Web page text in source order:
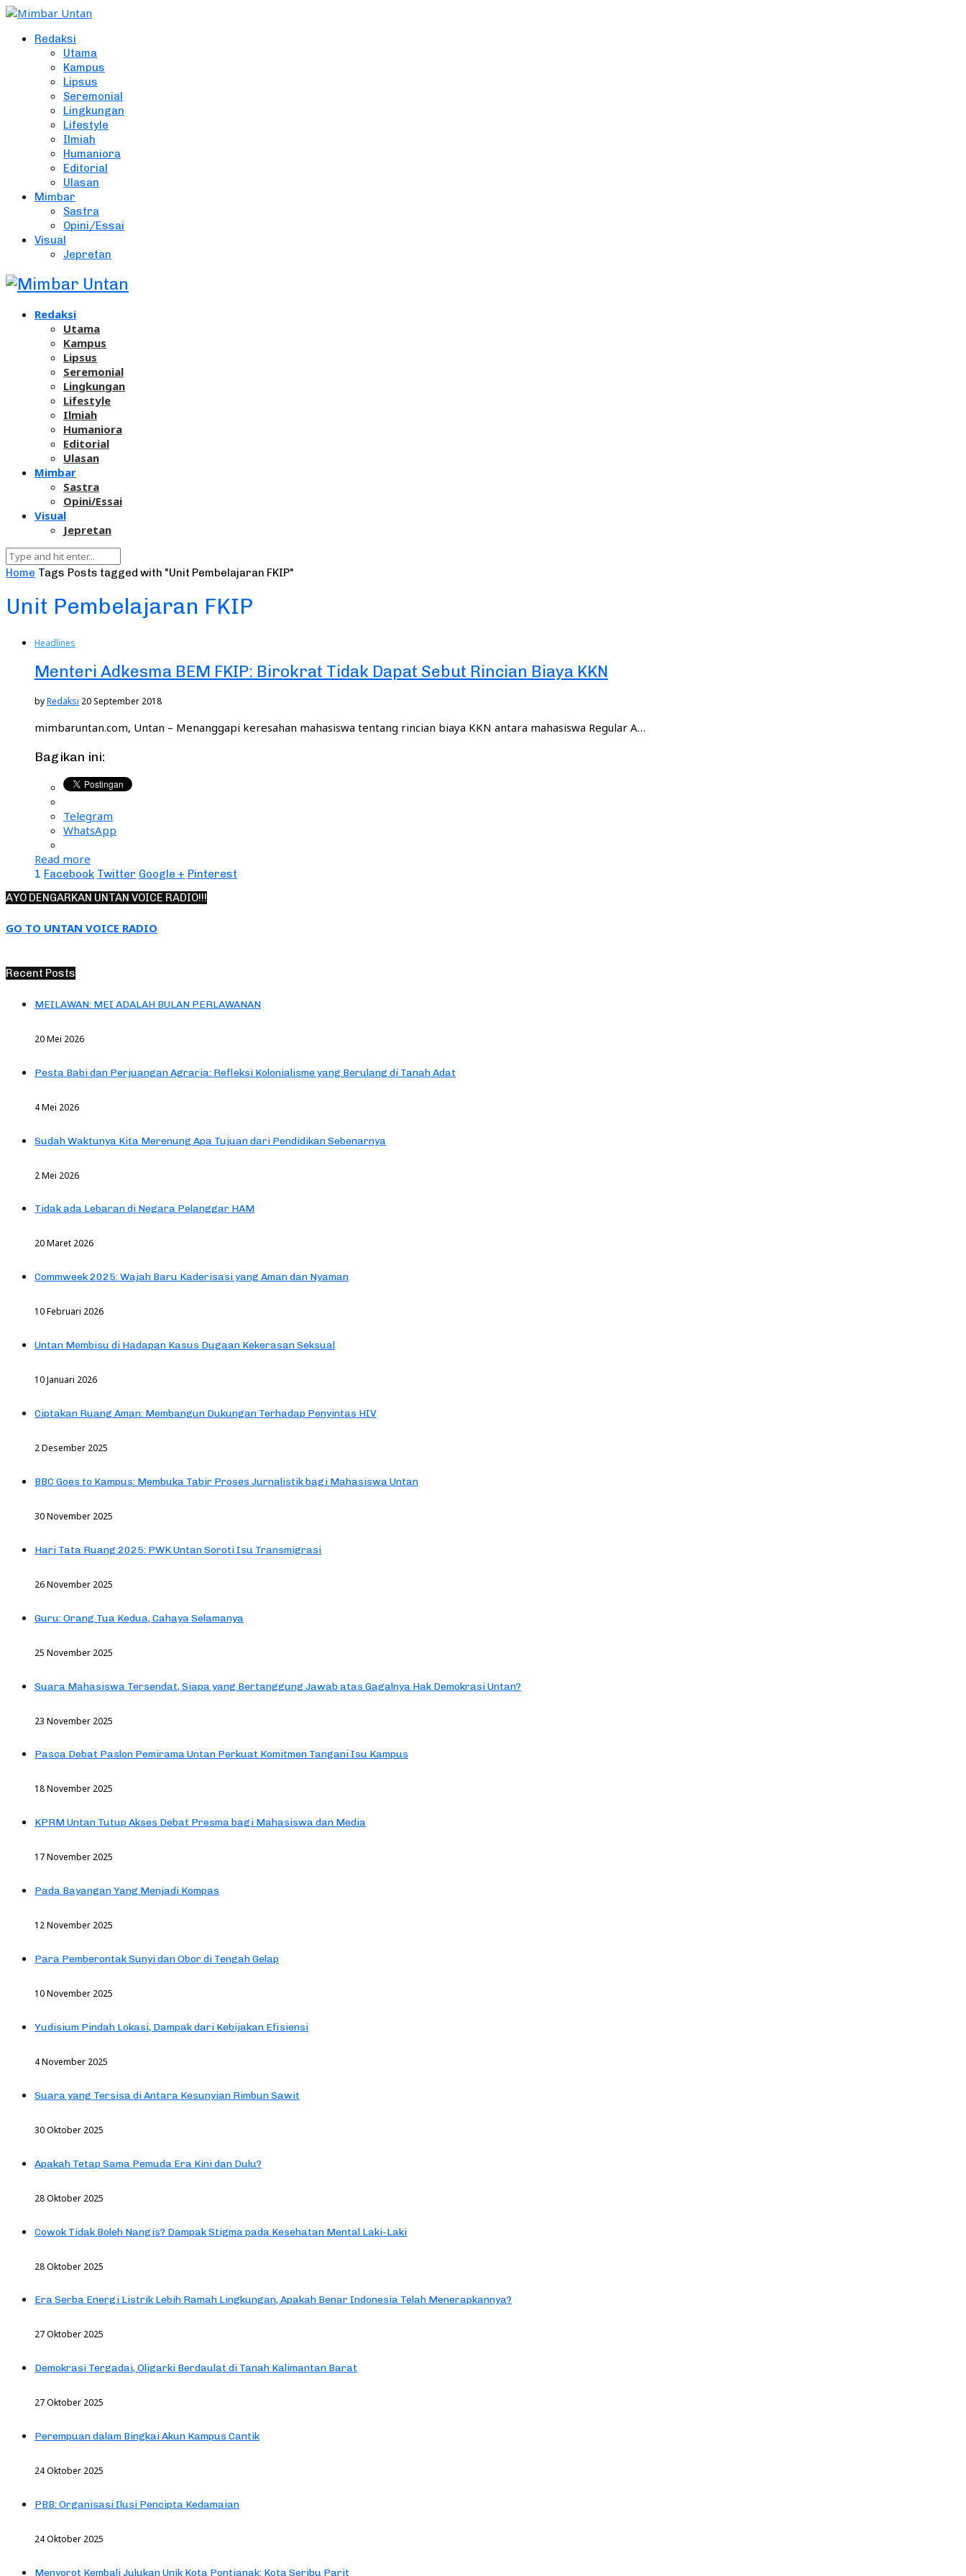
Redaksi
Utama
Kampus
Lipsus
Seremonial
Lingkungan
Lifestyle
Ilmiah
Humaniora
Editorial
Ulasan
Mimbar
Sastra
Opini/Essai
Visual
Jepretan
Redaksi
Utama
Kampus
Lipsus
Seremonial
Lingkungan
Lifestyle
Ilmiah
Humaniora
Editorial
Ulasan
Mimbar
Sastra
Opini/Essai
Visual
Jepretan
Home Tags Posts tagged with "Unit Pembelajaran FKIP"
Unit Pembelajaran FKIP
Headlines
Menteri Adkesma BEM FKIP: Birokrat Tidak Dapat Sebut Rincian Biaya KKN
byRedaksi 20 September 2018
mimbaruntan.com, Untan – Menanggapi keresahan mahasiswa tentang rincian biaya KKN antara mahasiswa Regular A…
Bagikan ini:
Telegram
WhatsApp
Read more
1 Facebook Twitter Google + Pinterest
AYO DENGARKAN UNTAN VOICE RADIO!!!
GO TO UNTAN VOICE RADIO
Recent Posts
MEILAWAN: MEI ADALAH BULAN PERLAWANAN
20 Mei 2026
Pesta Babi dan Perjuangan Agraria: Refleksi Kolonialisme yang Berulang di Tanah Adat
4 Mei 2026
Sudah Waktunya Kita Merenung Apa Tujuan dari Pendidikan Sebenarnya
2 Mei 2026
Tidak ada Lebaran di Negara Pelanggar HAM
20 Maret 2026
Commweek 2025: Wajah Baru Kaderisasi yang Aman dan Nyaman
10 Februari 2026
Untan Membisu di Hadapan Kasus Dugaan Kekerasan Seksual
10 Januari 2026
Ciptakan Ruang Aman: Membangun Dukungan Terhadap Penyintas HIV
2 Desember 2025
BBC Goes to Kampus: Membuka Tabir Proses Jurnalistik bagi Mahasiswa Untan
30 November 2025
Hari Tata Ruang 2025: PWK Untan Soroti Isu Transmigrasi
26 November 2025
Guru: Orang Tua Kedua, Cahaya Selamanya
25 November 2025
Suara Mahasiswa Tersendat, Siapa yang Bertanggung Jawab atas Gagalnya Hak Demokrasi Untan?
23 November 2025
Pasca Debat Paslon Pemirama Untan Perkuat Komitmen Tangani Isu Kampus
18 November 2025
KPRM Untan Tutup Akses Debat Presma bagi Mahasiswa dan Media
17 November 2025
Pada Bayangan Yang Menjadi Kompas
12 November 2025
Para Pemberontak Sunyi dan Obor di Tengah Gelap
10 November 2025
Yudisium Pindah Lokasi, Dampak dari Kebijakan Efisiensi
4 November 2025
Suara yang Tersisa di Antara Kesunyian Rimbun Sawit
30 Oktober 2025
Apakah Tetap Sama Pemuda Era Kini dan Dulu?
28 Oktober 2025
Cowok Tidak Boleh Nangis? Dampak Stigma pada Kesehatan Mental Laki-Laki
28 Oktober 2025
Era Serba Energi Listrik Lebih Ramah Lingkungan, Apakah Benar Indonesia Telah Menerapkannya?
27 Oktober 2025
Demokrasi Tergadai, Oligarki Berdaulat di Tanah Kalimantan Barat
27 Oktober 2025
Perempuan dalam Bingkai Akun Kampus Cantik
24 Oktober 2025
PBB: Organisasi Ilusi Pencipta Kedamaian
24 Oktober 2025
Menyorot Kembali Julukan Unik Kota Pontianak: Kota Seribu Parit